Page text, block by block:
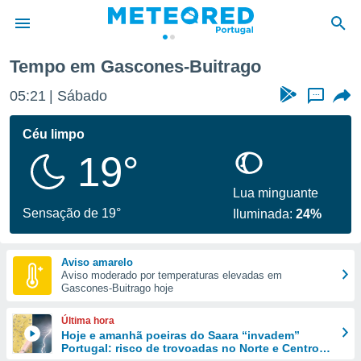
da
foi
fornecidas
a este
das
e
forma
digital
Tempo em Gascones-Buitrago
05:21 Sábado ...
Céu limpo
19°
Sensação de 19°
Lua minguante
Iluminada:24%
Aviso amarelo
Aviso moderado por temperaturas elevadas em
Gascones-Buitrago hoje
Última hora
Hoje e amanhã poeiras do Saara “invadem”
Portugal: risco de trovoadas no Norte e Centro